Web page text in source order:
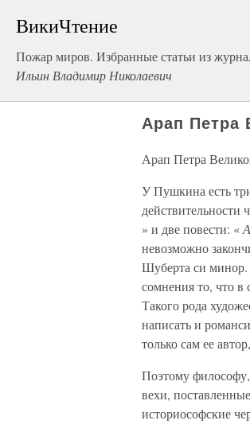
ВикиЧтение
Пожар миров. Избранные статьи из
Ильин Владимир Николаевич
Арап Петра
Арап Петра
У Пушкина есть
действительности
» и две повести: «
невозможно
Шуберта си
сомнения то, что
Такого рода
написать и
только сам ее
Поэтому философу,
вехи,
историософские